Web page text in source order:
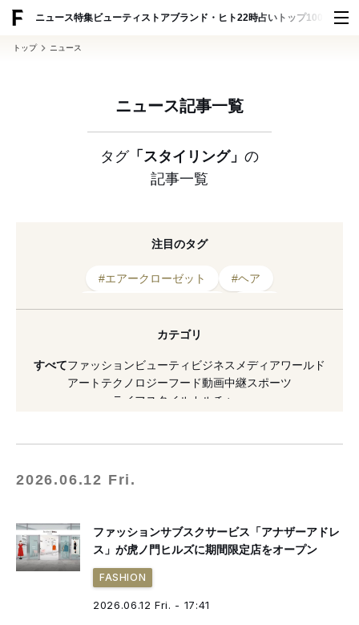
ニュース特集ビューティ ストアブランド・ヒト22時占い トップ100 スナッ
トップ ニュース
ニュース記事一覧
タグ「スタイリング」 の
記事一覧
注目のタグ
#エアークローゼット
#ヘア
#レンタル
#メンズ
#スタイリング #新作
#美容室
カテゴリ
すべてファッションビューティ ビジネス メディアワールド
アート テクノロジーフード動画中継スポーツ
ライフスタイル
カルチャー
2026.06.12 Fri.
ファッションサブスクサービス「アナザーアドレ
ス」が虎ノ門ヒルズに期間限定店をオープン
FASHION
2026.06.12 Fri. - 17:41